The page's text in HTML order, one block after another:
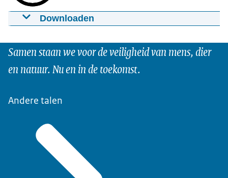
Downloaden
alcoholontmoediging
27-11-202300:01:05 mp4 35,4 MB
Download
Ondertiteling
Download
Samen staan we voor de veiligheid van mens, dier
en natuur. Nu en in de toekomst.
Andere talen